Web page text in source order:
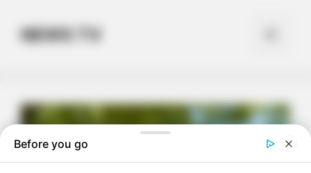
contentNEWS TV
Before you go